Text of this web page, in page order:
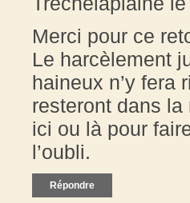
Merci pour ce
Le harcèlement
haineux n’y fera
resteront dans la
ici ou là pour
l’oubli.
Répondre